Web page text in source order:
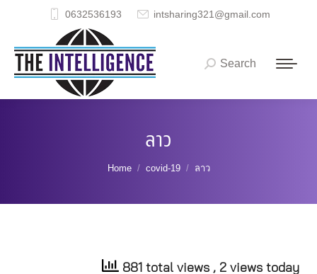
0632536193 intsharing321@gmail.com
Search:
Search
ลาว
You are here:
Home covid-19 ลาว
881 total views , 2 views today